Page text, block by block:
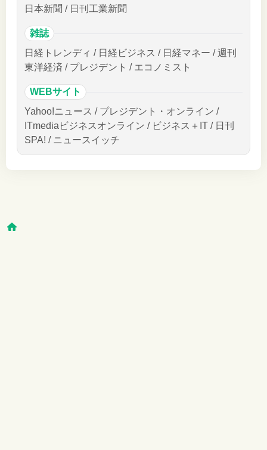
日本新聞 / 日刊工業新聞
雑誌
日経トレンディ / 日経ビジネス / 日経マネー / 週刊
東洋経済 / プレジデント / エコノミスト
WEBサイト
Yahoo!ニュース / プレジデント・オンライン /
ITmediaビジネスオンライン / ビジネス＋IT / 日刊
SPA! / ニュースイッチ